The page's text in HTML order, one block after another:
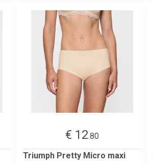
€ 12.80
Triumph Pretty Micro maxi